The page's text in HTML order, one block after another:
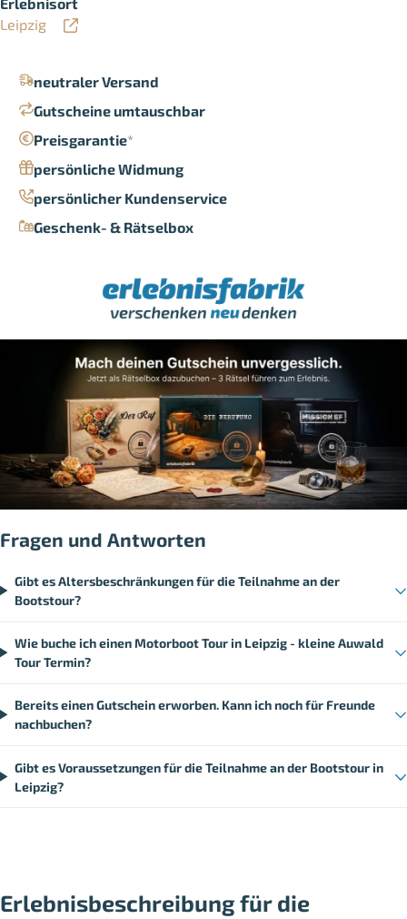
neutraler Versand
Gutscheine umtauschbar
Preisgarantie*
persönliche Widmung
persönlicher Kundenservice
Geschenk- & Rätselbox
Leipzig
Fragen und Antworten
Gibt es Altersbeschränkungen für die Teilnahme an der
Bootstour?
Wie buche ich einen Motorboot Tour in Leipzig - kleine Auwald
Tour Termin?
Bereits einen Gutschein erworben. Kann ich noch für Freunde
nachbuchen?
Gibt es Voraussetzungen für die Teilnahme an der Bootstour in
Leipzig?
Erlebnisbeschreibung für die